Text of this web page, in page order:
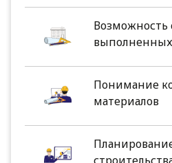
Возможность
выполненных
Понимание
материалов